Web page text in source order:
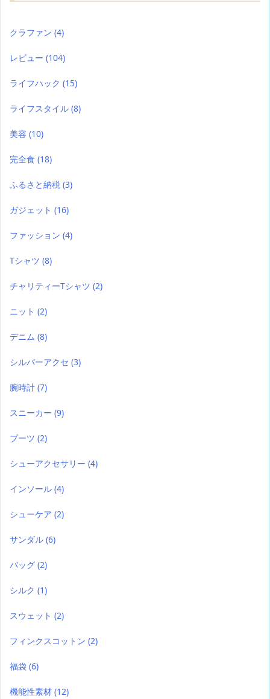
クラファン (4)
レビュー (104)
ライフハック (15)
ライフスタイル (8)
美容 (10)
完全食 (18)
ふるさと納税 (3)
ガジェット (16)
ファッション (4)
Tシャツ (8)
チャリティーTシャツ (2)
ニット (2)
デニム (8)
シルバーアクセ (3)
腕時計 (7)
スニーカー (9)
ブーツ (2)
シューアクセサリー (4)
インソール (4)
シューケア (2)
サンダル (6)
バッグ (2)
シルク (1)
スウェット (2)
フィンクスコットン (2)
福袋 (6)
機能性素材 (12)